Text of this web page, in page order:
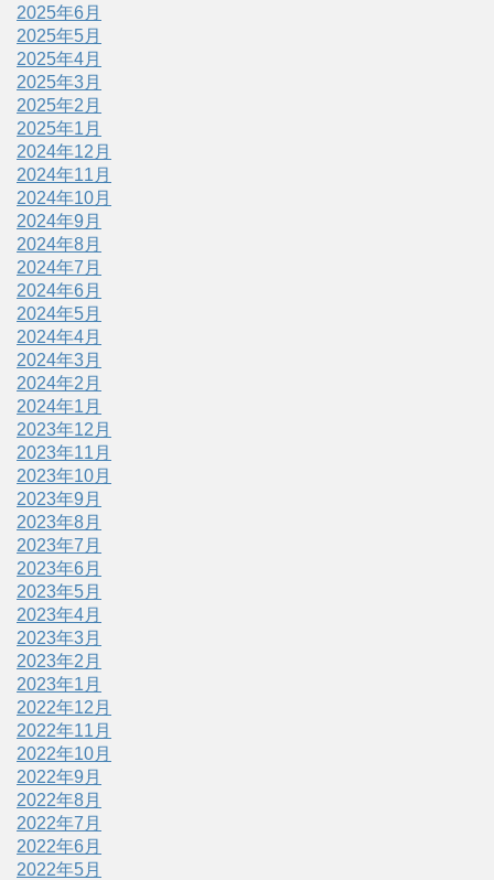
2025年6月
2025年5月
2025年4月
2025年3月
2025年2月
2025年1月
2024年12月
2024年11月
2024年10月
2024年9月
2024年8月
2024年7月
2024年6月
2024年5月
2024年4月
2024年3月
2024年2月
2024年1月
2023年12月
2023年11月
2023年10月
2023年9月
2023年8月
2023年7月
2023年6月
2023年5月
2023年4月
2023年3月
2023年2月
2023年1月
2022年12月
2022年11月
2022年10月
2022年9月
2022年8月
2022年7月
2022年6月
2022年5月